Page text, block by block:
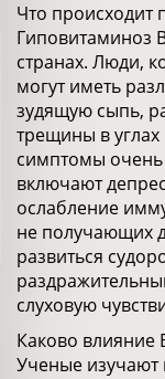
Что происходит
Гиповитаминоз
странах. Люди,
могут иметь
зудящую сыпь,
трещины в
симптомы очень
включают
ослабление
не получающих
развиться
слуховую
Каково влияние
Ученые изучают